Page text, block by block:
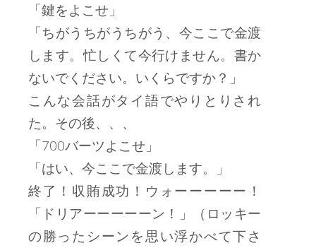
「鍵をよこせ」
「ちがうちがうちがう、今ここで金渡
します。忙しくて今行けません。書か
ないでください。いくらですか？」
こんな会話がタイ語でやりとりされ
た。その後、、、
「700バーツよこせ」
「はい、今ここで金渡します。」
終了！収賄成功！ウォーーーーー！
「ドリアーーーーーン！」（ロッキー
の勝ったシーンを思い浮かべて下さ